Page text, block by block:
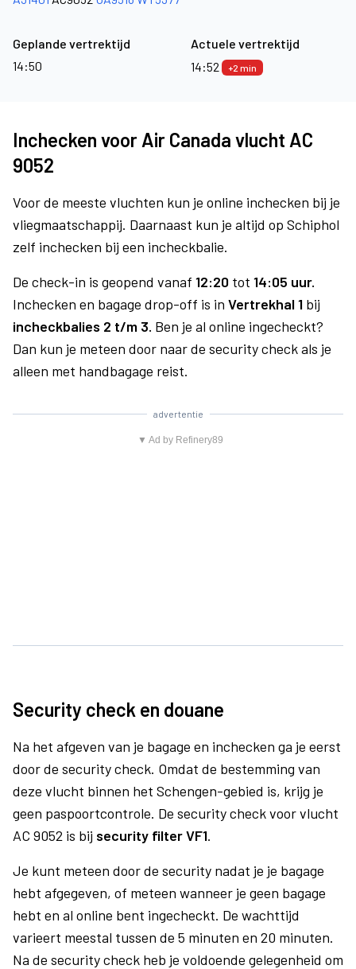
Geplande vertrektijd
14:50
Actuele vertrektijd
14:52
+2 min
Inchecken voor Air Canada vlucht AC
9052
Voor de meeste vluchten kun je online inchecken bij je
vliegmaatschappij. Daarnaast kun je altijd op Schiphol
zelf inchecken bij een incheckbalie.
De check-in is geopend vanaf 12:20 tot 14:05 uur.
Inchecken en bagage drop-off is in Vertrekhal 1 bij
incheckbalies 2 t/m 3. Ben je al online ingecheckt?
Dan kun je meteen door naar de security check als je
alleen met handbagage reist.
advertentie
▼ Ad by Refinery89
Security check en douane
Na het afgeven van je bagage en inchecken ga je eerst
door de security check. Omdat de bestemming van
deze vlucht binnen het Schengen-gebied is, krijg je
geen paspoortcontrole. De security check voor vlucht
AC 9052 is bij security filter VF1.
Je kunt meteen door de security nadat je je bagage
hebt afgegeven, of meteen wanneer je geen bagage
hebt en al online bent ingecheckt. De wachttijd
varieert meestal tussen de 5 minuten en 20 minuten.
Na de security check heb je voldoende gelegenheid om